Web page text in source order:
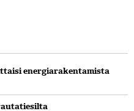
energiarakentamista